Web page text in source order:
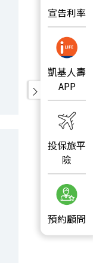
宣告利率
凱基人壽
APP
投保旅平
險
預約顧問